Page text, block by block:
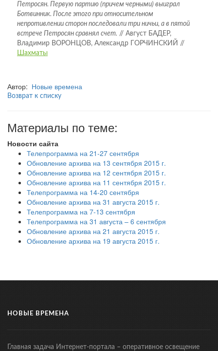
Петросян. Первую партию (причем черными) выиграл
Ботвинник. После этого при относительном
непротивлении сторон последовали три ничьи, а в пятой
встрече Петросян сравнял счет. // Август БАДЕР,
Владимир ВОРОНЦОВ, Александр ГОРЧИНСКИЙ //
Шахматы
Автор: Новые времена
Возврат к списку
Материалы по теме:
Новости сайта
Телепрограмма на 21-27 сентября
Обновление архива на 13 сентября 2015 г.
Обновление архива на 12 сентября 2015 г.
Обновление архива на 11 сентября 2015 г.
Телепрограмма на 14-20 сентября
Обновление архива на 31 августа 2015 г.
Телепрограмма на 7-13 сентября
Телепрограмма на 31 августа – 6 сентября
Обновление архива на 21 августа 2015 г.
Обновление архива на 19 августа 2015 г.
НОВЫЕ ВРЕМЕНА
Главная задача Интернет-портала – оперативное освещение